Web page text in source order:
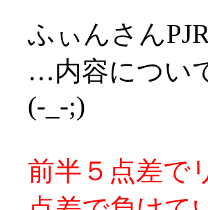
ふぃんさん
…内容につい
(-_-;)
前半５点差で